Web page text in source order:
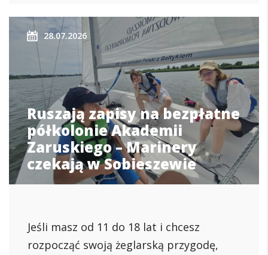
28.07.2026
Ruszają zapisy na bezpłatne
półkolonie Akademii
Zaruskiego – Marinery
czekają w Sobieszewie
Jeśli masz od 11 do 18 lat i chcesz
rozpocząć swoją żeglarską przygodę,